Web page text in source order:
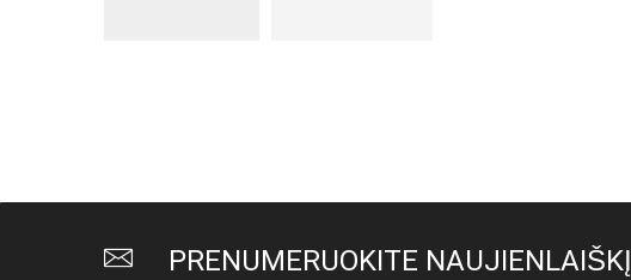
PRENUMERUOKITE NAUJIENLAIŠKĮ